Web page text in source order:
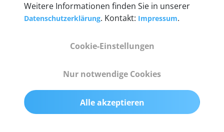
Technische Details &
Gewicht
Weitere Informationen finden Sie in unserer
Datenschutzerklärung. Kontakt: Impressum.
Cookie-Einstellungen
Nur notwendige Cookies
Alle akzeptieren